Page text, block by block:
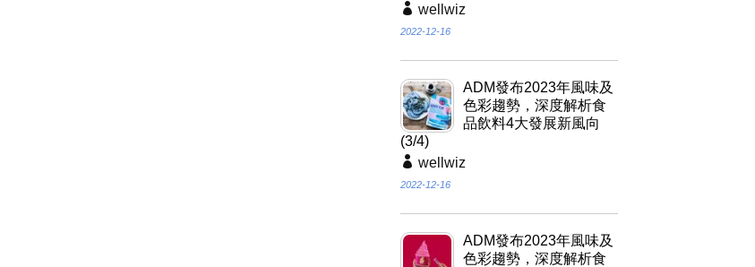
wellwiz
2022-12-16
ADM發布2023年風味及
色彩趨勢，深度解析食
品飲料4大發展新風向
(3/4)
wellwiz
2022-12-16
ADM發布2023年風味及
色彩趨勢，深度解析食